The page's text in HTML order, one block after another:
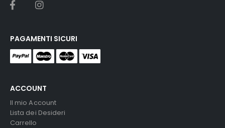
ACCOUNT
Il mio Account
Lista dei Desideri
Carrello
PAGAMENTI SICURI